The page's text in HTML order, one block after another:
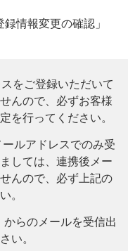
録情報変更の確認」
をご登録いただいて
んので、必ずお客様
を行ってください。
ールアドレスでのみ受
しては、連携後メー
んので、必ず上記の
。
からのメールを受信出
い。